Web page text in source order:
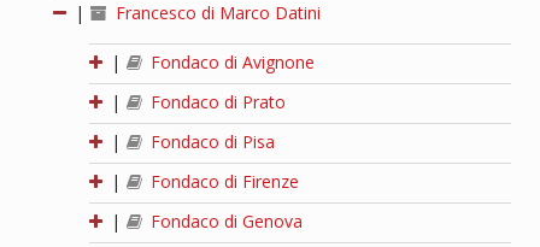
| Francesco di Marco Datini
|
Fondaco di Avignone
|
Fondaco di Prato
|
Fondaco di Pisa
|
Fondaco di Firenze
|
Fondaco di Genova